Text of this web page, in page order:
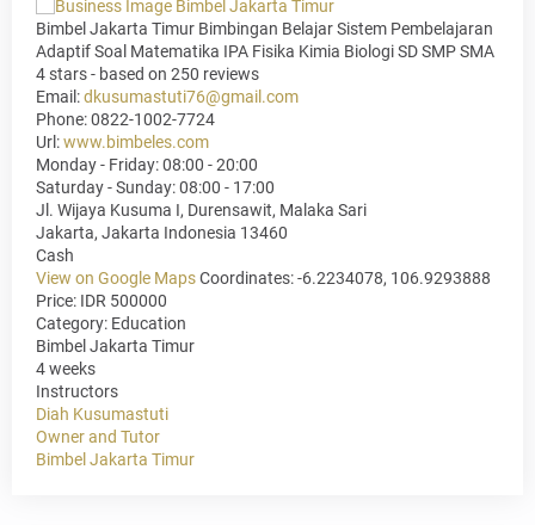
Bimbel Jakarta Timur Bimbingan Belajar Sistem Pembelajaran
Adaptif Soal Matematika IPA Fisika Kimia Biologi SD SMP SMA
4 stars - based on 250 reviews
Email:dkusumastuti76@gmail.com
Phone:0822-1002-7724
Url:www.bimbeles.com
Monday - Friday: 08:00 - 20:00
Saturday - Sunday: 08:00 - 17:00
Jl. Wijaya Kusuma I, Durensawit, Malaka Sari
Jakarta, Jakarta Indonesia 13460
Cash
View on Google MapsCoordinates: -6.2234078, 106.9293888
Price: IDR 500000
Category: Education
Bimbel Jakarta Timur
4 weeks
Instructors
Diah Kusumastuti
Owner and Tutor
Bimbel Jakarta Timur